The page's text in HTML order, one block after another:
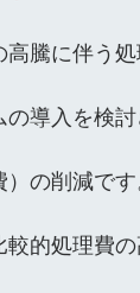
騰に伴う処
導入を検
の削減です
的処理費